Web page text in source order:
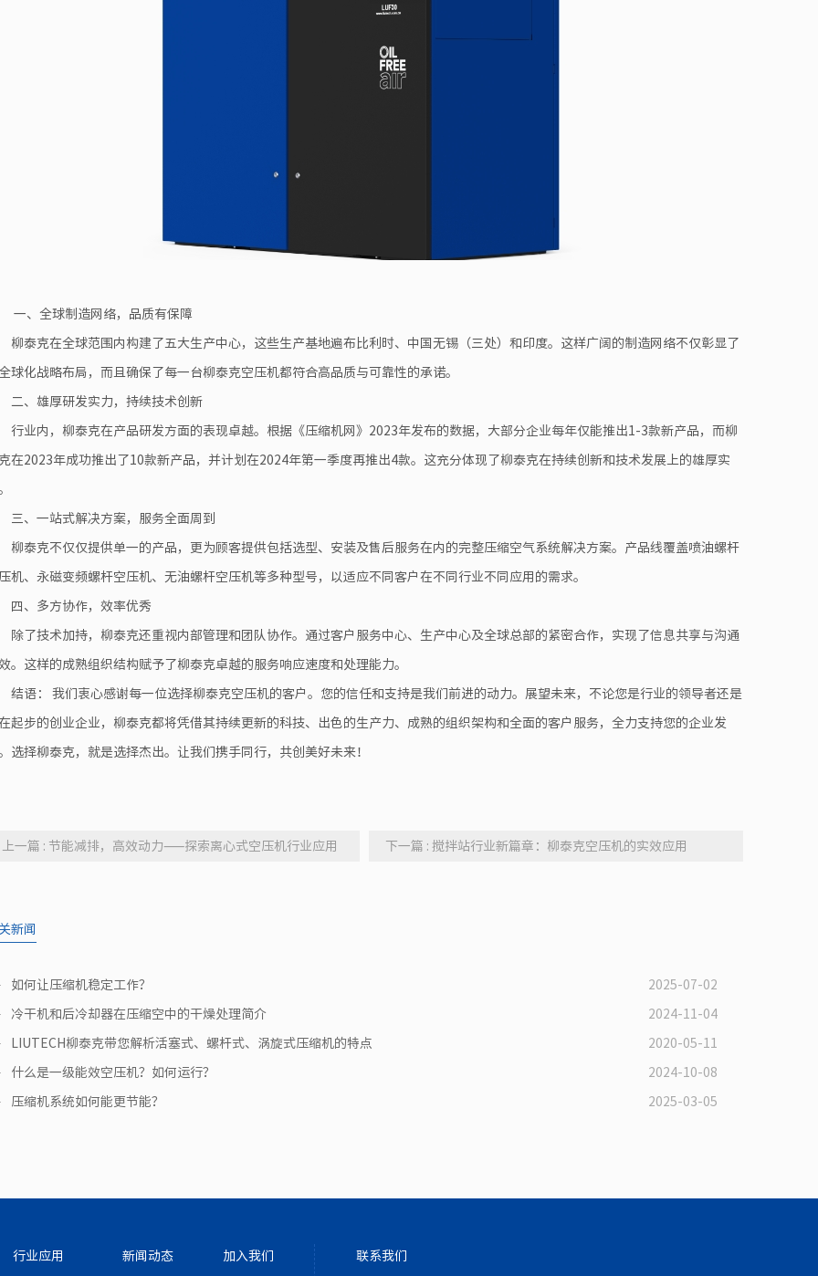
一、全球制造网络，品质有保障
柳泰克在全球范围内构建了五大生产中心，这些生产基地遍布比利时、中国无锡（三处）和印度。这样广阔的制造网络不仅彰显了
球化战略布局，而且确保了每一台柳泰克空压机都符合高品质与可靠性的承诺。
二、雄厚研发实力，持续技术创新
行业内，柳泰克在产品研发方面的表现卓越。根据《压缩机网》2023年发布的数据，大部分企业每年仅能推出1-3款新产品，而柳
在2023年成功推出了10款新产品，并计划在2024年第一季度再推出4款。这充分体现了柳泰克在持续创新和技术发展上的雄厚实
三、一站式解决方案，服务全面周到
柳泰克不仅仅提供单一的产品，更为顾客提供包括选型、安装及售后服务在内的完整压缩空气系统解决方案。产品线覆盖喷油螺杆
机、永磁变频螺杆空压机、无油螺杆空压机等多种型号，以适应不同客户在不同行业不同应用的需求。
四、多方协作，效率优秀
除了技术加持，柳泰克还重视内部管理和团队协作。通过客户服务中心、生产中心及全球总部的紧密合作，实现了信息共享与沟通
。这样的成熟组织结构赋予了柳泰克卓越的服务响应速度和处理能力。
结语： 我们衷心感谢每一位选择柳泰克空压机的客户。您的信任和支持是我们前进的动力。展望未来，不论您是行业的领导者还是
起步的创业企业，柳泰克都将凭借其持续更新的科技、出色的生产力、成熟的组织架构和全面的客户服务，全力支持您的企业发
选择柳泰克，就是选择杰出。让我们携手同行，共创美好未来！
上一篇 : 节能减排，高效动力——探索离心式空压机行业应用 下一篇 : 搅拌站行业新篇章：柳泰克空压机的实效应用
新闻
如何让压缩机稳定工作？ 2025-07-02
冷干机和后冷却器在压缩空中的干燥处理简介 2024-11-04
LIUTECH柳泰克带您解析活塞式、螺杆式、涡旋式压缩机的特点 2020-05-11
什么是一级能效空压机？如何运行？ 2024-10-08
压缩机系统如何能更节能？ 2025-03-05
行业应用 新闻动态 加入我们 联系我们